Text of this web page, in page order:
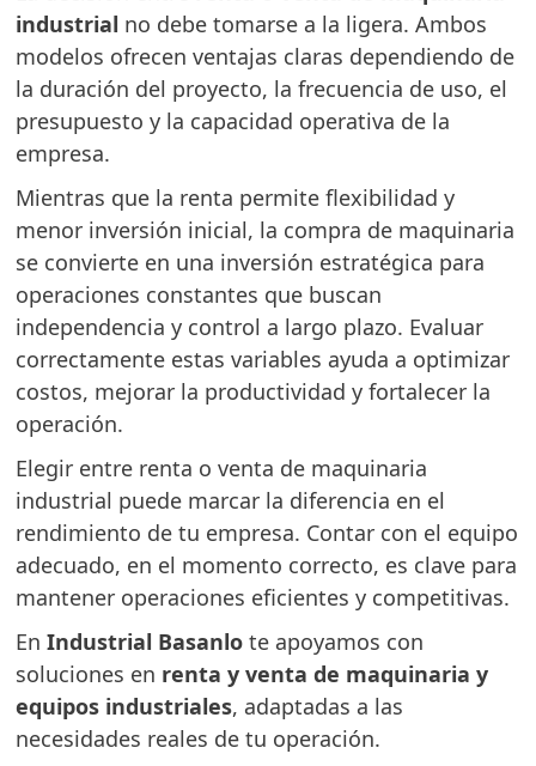
industrial no debe tomarse a la ligera. Ambos
modelos ofrecen ventajas claras dependiendo de
la duración del proyecto, la frecuencia de uso, el
presupuesto y la capacidad operativa de la
empresa.
Mientras que la renta permite flexibilidad y
menor inversión inicial, la compra de maquinaria
se convierte en una inversión estratégica para
operaciones constantes que buscan
independencia y control a largo plazo. Evaluar
correctamente estas variables ayuda a optimizar
costos, mejorar la productividad y fortalecer la
operación.
Elegir entre renta o venta de maquinaria
industrial puede marcar la diferencia en el
rendimiento de tu empresa. Contar con el equipo
adecuado, en el momento correcto, es clave para
mantener operaciones eficientes y competitivas.
EnIndustrial Basanlo te apoyamos con
soluciones en renta y venta de maquinaria y
equipos industriales, adaptadas a las
necesidades reales de tu operación.